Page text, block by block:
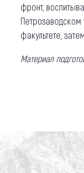
фронт,
Петрозаводском
факультете,
Материал